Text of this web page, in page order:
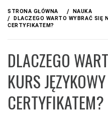
treściSTRONA GŁÓWNA
NAUKA
DLACZEGO WARTO WYBRAĆ SIĘ
CERTYFIKATEM?
DLACZEGO
KURS
CERTYFIKATEM?